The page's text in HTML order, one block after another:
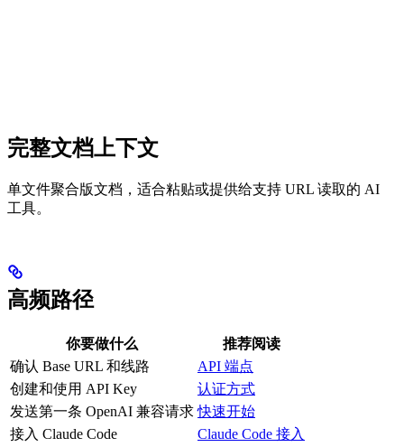
完整文档上下文
单文件聚合版文档，适合粘贴或提供给支持 URL 读取的 AI
工具。
高频路径
你要做什么
推荐阅读
确认 Base URL 和线路
API 端点
创建和使用 API Key
认证方式
发送第一条 OpenAI 兼容请求 快速开始
接入 Claude Code
Claude Code 接入